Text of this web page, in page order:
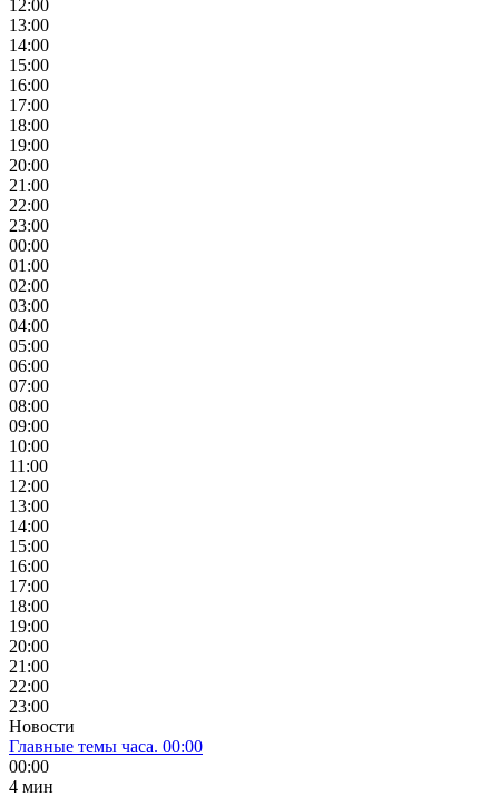
12:00
13:00
14:00
15:00
16:00
17:00
18:00
19:00
20:00
21:00
22:00
23:00
00:00
01:00
02:00
03:00
04:00
05:00
06:00
07:00
08:00
09:00
10:00
11:00
12:00
13:00
14:00
15:00
16:00
17:00
18:00
19:00
20:00
21:00
22:00
23:00
Новости
Главные темы часа. 00:00
00:00
4 мин